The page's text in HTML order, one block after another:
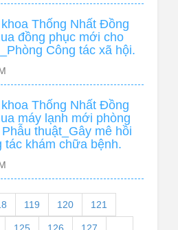
Thống Nhất Đồng
đồng phục mới cho
Công tác xã hội.
Thống Nhất Đồng
máy lạnh mới phòng
thuật_Gây mê hồi
tác khám chữa bệnh.
119 120 121